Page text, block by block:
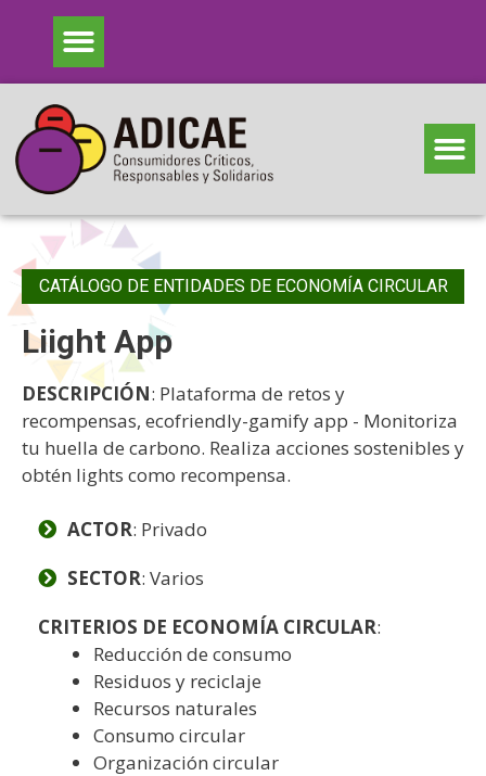
CATÁLOGO DE ENTIDADES DE ECONOMÍA CIRCULAR
Liight App
DESCRIPCIÓN: Plataforma de retos y
recompensas, ecofriendly-gamify app - Monitoriza
tu huella de carbono. Realiza acciones sostenibles y
obtén lights como recompensa.
ACTOR: Privado
SECTOR: Varios
CRITERIOS DE ECONOMÍA CIRCULAR:
Reducción de consumo
Residuos y reciclaje
Recursos naturales
Consumo circular
Organización circular